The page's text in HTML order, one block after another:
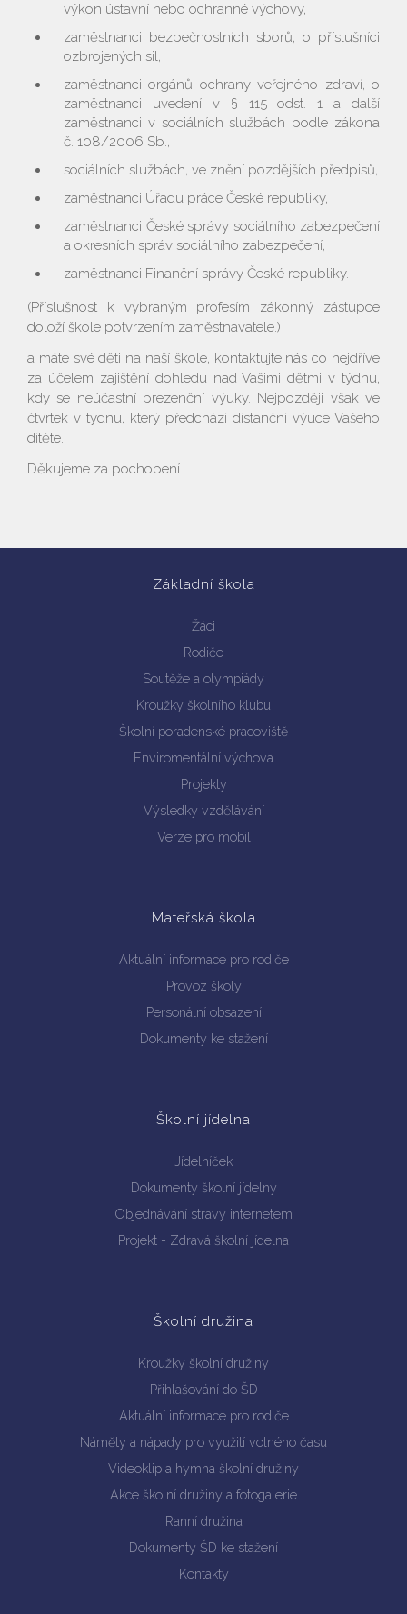
výkon ústavní nebo ochranné výchovy,
zaměstnanci bezpečnostních sborů, o příslušníci
ozbrojených sil,
zaměstnanci orgánů ochrany veřejného zdraví, o
zaměstnanci uvedení v § 115 odst. 1 a další
zaměstnanci v sociálních službách podle zákona
č. 108/2006 Sb.,
sociálních službách, ve znění pozdějších předpisů,
zaměstnanci Úřadu práce České republiky,
zaměstnanci České správy sociálního zabezpečení
a okresních správ sociálního zabezpečení,
zaměstnanci Finanční správy České republiky.
(Příslušnost k vybraným profesím zákonný zástupce
doloží škole potvrzením zaměstnavatele.)
a máte své děti na naší škole, kontaktujte nás co nejdříve
za účelem zajištění dohledu nad Vašimi dětmi v týdnu,
kdy se neúčastní prezenční výuky. Nejpozději však ve
čtvrtek v týdnu, který předchází distanční výuce Vašeho
dítěte.
Děkujeme za pochopení.
Základní škola
Žáci
Rodiče
Soutěže a olympiády
Kroužky školního klubu
Školní poradenské pracoviště
Enviromentální výchova
Projekty
Výsledky vzdělávání
Verze pro mobil
Mateřská škola
Aktuální informace pro rodiče
Provoz školy
Personální obsazení
Dokumenty ke stažení
Školní jídelna
Jídelníček
Dokumenty školní jídelny
Objednávání stravy internetem
Projekt - Zdravá školní jídelna
Školní družina
Kroužky školní družiny
Přihlašování do ŠD
Aktuální informace pro rodiče
Náměty a nápady pro využití volného času
Videoklip a hymna školní družiny
Akce školní družiny a fotogalerie
Ranní družina
Dokumenty ŠD ke stažení
Kontakty